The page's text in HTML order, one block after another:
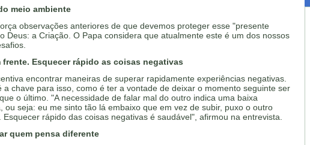
meio ambiente
observações anteriores de que devemos proteger esse "presente
Deus: a Criação. O Papa considera que atualmente este é um dos nossos
frente. Esquecer rápido as coisas negativas
encontrar maneiras de superar rapidamente experiências negativas.
a chave para isso, como é ter a vontade de deixar o momento seguinte ser
o último. "A necessidade de falar mal do outro indica uma baixa
ou seja: eu me sinto tão lá embaixo que em vez de subir, puxo o outro
Esquecer rápido das coisas negativas é saudável", afirmou na entrevista.
quem pensa diferente